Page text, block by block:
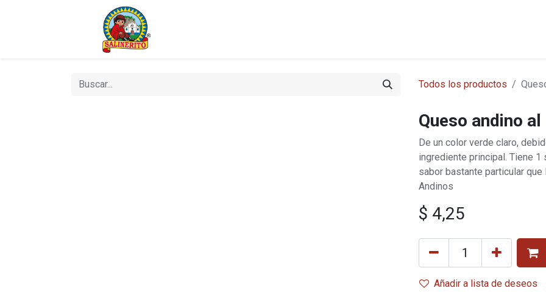
Todos los productos
Queso andino
De un color verde claro,
ingrediente principal. Tiene 1
sabor bastante particular
Andinos
$ 4,25
Añadir a lista de deseos